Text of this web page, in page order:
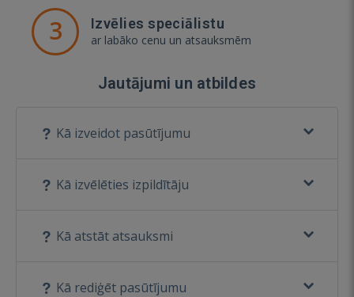
3 Izvēlies speciālistu
ar labāko cenu un atsauksmēm
Jautājumi un atbildes
Kā izveidot pasūtījumu
Kā izvēlēties izpildītāju
Kā atstāt atsauksmi
Kā rediģēt pasūtījumu